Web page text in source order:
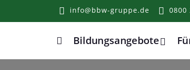
info@bbw-gruppe.de 0800
Home
Bildungsangebote